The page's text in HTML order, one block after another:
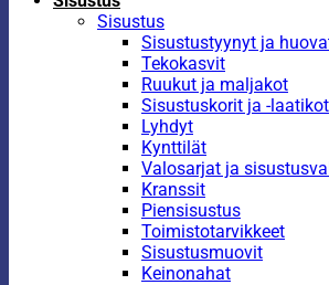
Sisustus
Sisustustyynyt ja
Tekokasvit
Ruukut ja maljakot
Sisustuskorit ja -laatikot
Lyhdyt
Kynttilät
Valosarjat ja
Kranssit
Piensisustus
Toimistotarvikkeet
Sisustusmuovit
Keinonahat